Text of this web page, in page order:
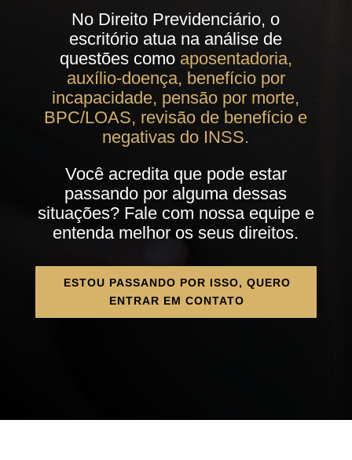
No Direito Previdenciário, o
escritório atua na análise de
questões como aposentadoria,
auxílio-doença, benefício por
incapacidade, pensão por morte,
BPC/LOAS, revisão de benefício e
negativas do INSS.
Você acredita que pode estar
passando por alguma dessas
situações? Fale com nossa equipe e
entenda melhor os seus direitos.
ESTOU PASSANDO POR ISSO, QUERO
ENTRAR EM CONTATO